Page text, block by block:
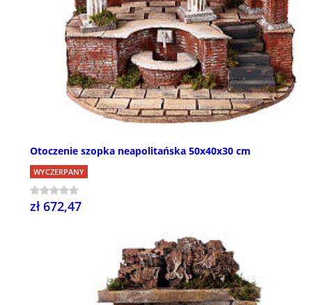
Otoczenie szopka neapolitańska 50x40x30 cm
WYCZERPANY
zł 672,47